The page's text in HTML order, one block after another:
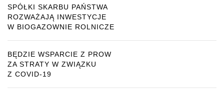
SPÓŁKI SKARBU PAŃSTWA
ROZWAŻAJĄ INWESTYCJE
W BIOGAZOWNIE ROLNICZE
BĘDZIE WSPARCIE Z PROW
ZA STRATY W ZWIĄZKU
Z COVID-19